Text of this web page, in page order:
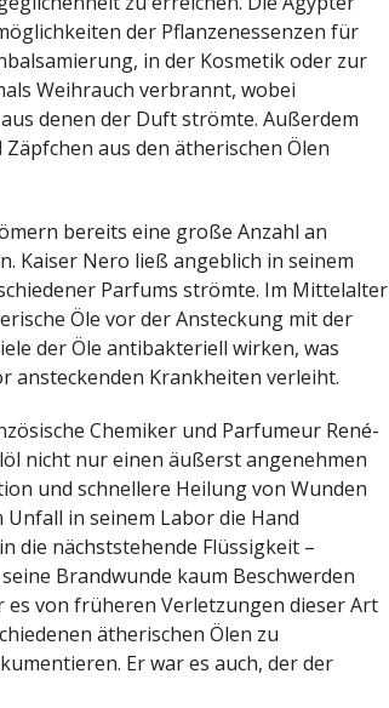
der Pflanzenessenzen für
in der Kosmetik oder zur
Weihrauch verbrannt, wobei
denen der Duft strömte. Außerdem
aus den ätherischen Ölen
bereits eine große Anzahl an
Kaiser Nero ließ angeblich in seinem
Parfums strömte. Im Mittelalter
Öle vor der Ansteckung mit der
der Öle antibakteriell wirken, was
ansteckenden Krankheiten verleiht.
Chemiker und Parfumeur René-
nicht nur einen äußerst angenehmen
und schnellere Heilung von Wunden
in seinem Labor die Hand
die nächststehende Flüssigkeit –
Brandwunde kaum Beschwerden
von früheren Verletzungen dieser Art
ätherischen Ölen zu
Er war es auch, der der